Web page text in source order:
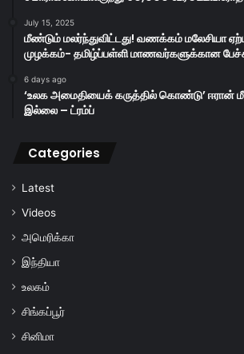
July 15, 2025
மீண்டும் மலர்ந்துவிட்டது! வணக்கம் மலேசியா
முழக்கம்- தமிழ்ப்பள்ளி மாணவர்களுக்கான
6 days ago
‘உலக அமைதியைக் கருத்தில் கொண்டு’ ஈரான்
இல்லை – ட்ரம்ப்
Categories
Latest
Videos
அமெரிக்கா
இந்தியா
உலகம்
சிங்கப்பூர்
சினிமா